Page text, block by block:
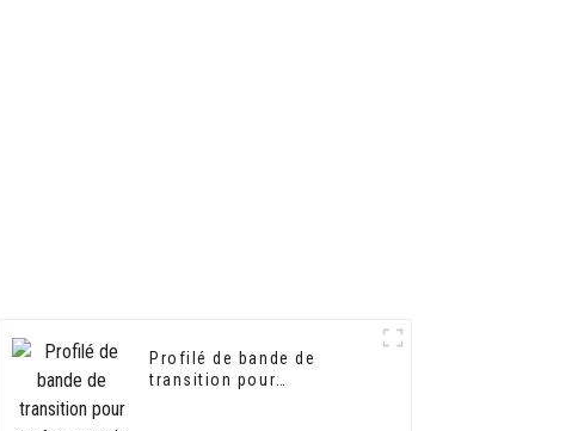
Profilé de bande de
transition pour